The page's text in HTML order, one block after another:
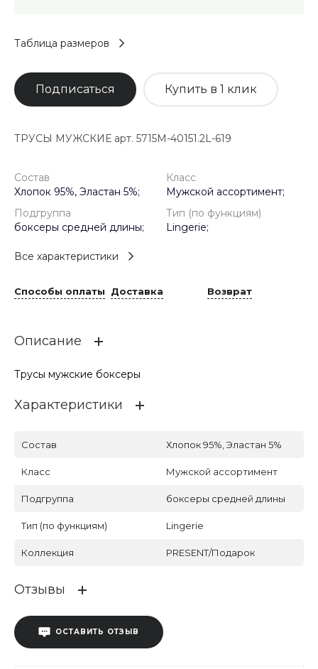
Таблица размеров
Подписаться Купить в 1 клик
ТРУСЫ МУЖСКИЕ арт. 5715M-40151.2L-619
Состав
Хлопок 95%, Эластан 5%;
Класс
Мужской ассортимент;
Подгруппа
боксеры средней длины;
Тип (по функциям)
Lingerie;
Все характеристики
Способы оплаты Доставка Возврат
Описание
Трусы мужские боксеры
Характеристики
Состав Хлопок 95%, Эластан 5%
Класс Мужской ассортимент
Подгруппа боксеры средней длины
Тип (по функциям) Lingerie
Коллекция PRESENT/Подарок
Отзывы
ОСТАВИТЬ ОТЗЫВ